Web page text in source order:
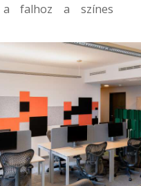
a falhoz a színes